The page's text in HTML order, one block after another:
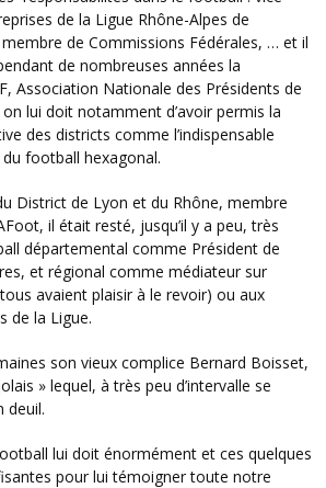
de la Ligue Rhône-Alpes de
de Commissions Fédérales, … et il
de nombreuses années la
Association Nationale des Présidents de
lui doit notamment d’avoir permis la
des districts comme l’indispensable
football hexagonal.
il était resté, jusqu’il y a peu, très
départemental comme Président de
et régional comme médiateur sur
avaient plaisir à le revoir) ou aux
de la Ligue.
» lequel, à très peu d’intervalle se
deuil.
pour lui témoigner toute notre